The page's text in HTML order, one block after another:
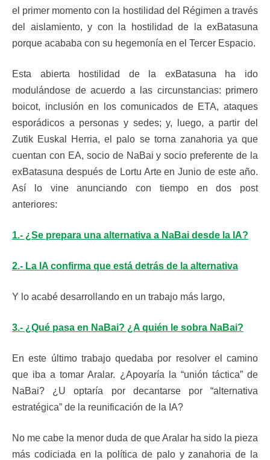
el primer momento con la hostilidad del Régimen a través
del aislamiento, y con la hostilidad de la exBatasuna
porque acababa con su hegemonía en el Tercer Espacio.
Esta abierta hostilidad de la exBatasuna ha ido
modulándose de acuerdo a las circunstancias: primero
boicot, inclusión en los comunicados de ETA, ataques
esporádicos a personas y sedes; y, luego, a partir del
Zutik Euskal Herria, el palo se torna zanahoria ya que
cuentan con EA, socio de NaBai y socio preferente de la
exBatasuna después de Lortu Arte en Junio de este año.
Así lo vine anunciando con tiempo en dos post
anteriores:
1.- ¿Se prepara una alternativa a NaBai desde la IA?
2.- La IA confirma que está detrás de la alternativa
Y lo acabé desarrollando en un trabajo más largo,
3.- ¿Qué pasa en NaBai? ¿A quién le sobra NaBai?
En este último trabajo quedaba por resolver el camino
que iba a tomar Aralar. ¿Apoyaría la “unión táctica” de
NaBai? ¿U optaría por decantarse por “alternativa
estratégica” de la reunificación de la IA?
No me cabe la menor duda de que Aralar ha sido la pieza
más codiciada en la política de palo y zanahoria de la